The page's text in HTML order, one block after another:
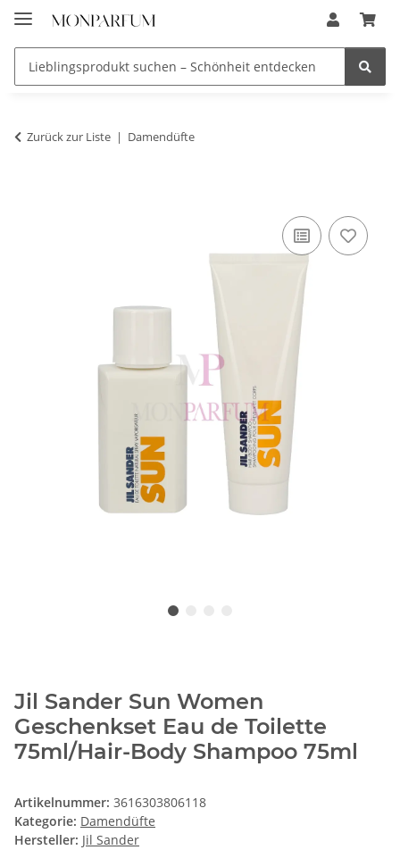
Zurück zur Liste Damendüfte
Jil Sander Sun Women
Geschenkset Eau de Toilette
75ml/Hair-Body Shampoo 75ml
Artikelnummer: 3616303806118
Kategorie: Damendüfte
Hersteller: Jil Sander